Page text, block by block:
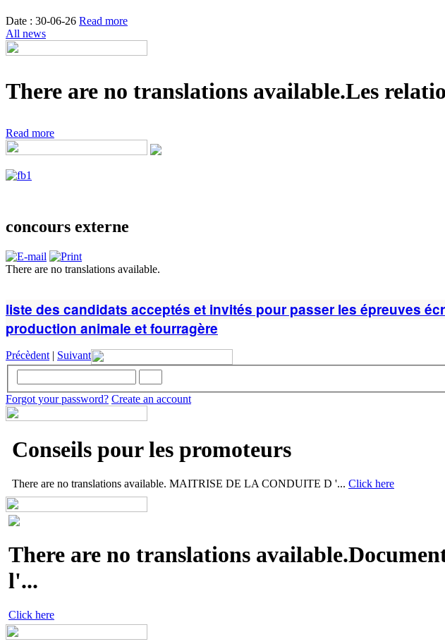
Date : 30-06-26 Read more
All news
There are no translations available.Les
Read more
concours externe
There are no translations available.
liste des candidats acceptés et invités pour passer les épreuves
production animale et fourragère
Précèdent | Suivant
Forgot your password? Create an account
Conseils pour les promoteurs
There are no translations available. MAITRISE DE LA CONDUITE D '... Click here
There are no translations
l'...
Click here